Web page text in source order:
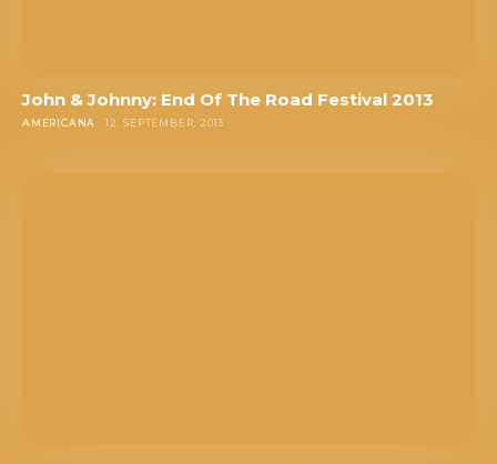
John & Johnny: End Of The Road Festival 2013
AMERICANA 12. SEPTEMBER, 2013